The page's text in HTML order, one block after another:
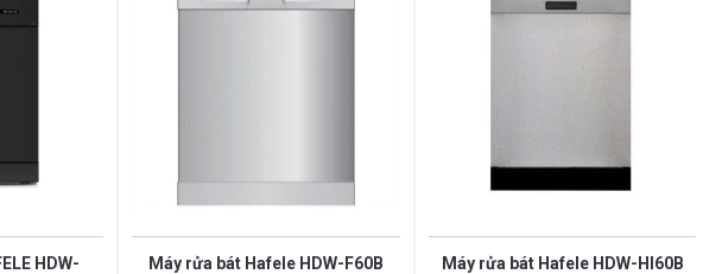
HDW-
Máy rửa bát Hafele HDW-F60B Máy rửa bát Hafele HDW-HI60B